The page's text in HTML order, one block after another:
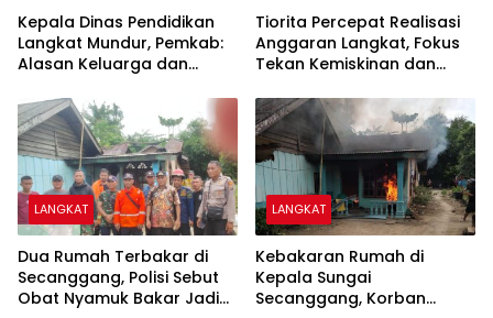
Kepala Dinas Pendidikan
Langkat Mundur, Pemkab:
Alasan Keluarga dan
Tiorita Percepat Realisasi
Anggaran Langkat, Fokus
Tekan Kemiskinan dan
LANGKAT
Dua Rumah Terbakar di
Secanggang, Polisi Sebut
Obat Nyamuk Bakar Jadi
LANGKAT
Kebakaran Rumah di
Kepala Sungai
Secanggang, Korban